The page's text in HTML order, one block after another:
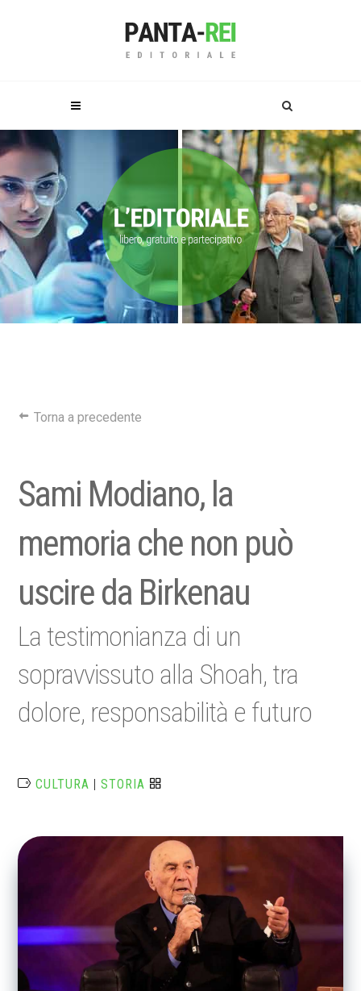
Torna a precedente
Sami Modiano, la
memoria che non può
uscire da Birkenau
La testimonianza di un
sopravvissuto alla Shoah, tra
dolore, responsabilità e futuro
CULTURA |STORIA